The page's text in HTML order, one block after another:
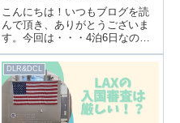
むパッキング術！
こんにちは！いつもブログを読
んで頂き、ありがとうございま
す。今回は・・・4泊6日なのに
機内持ち込みだけ！？ZIPAIRの
12キロの壁に挑むパッキング
術！前回はオンラインチェック
インのやり方をご紹介しまし
た。▶30日前から開始！ディズ
ニークル...
DLR&DCL